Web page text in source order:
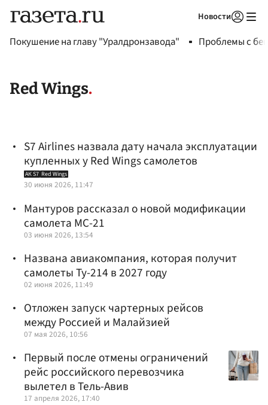
Новости
Покушение на главу "Уралдронзавода" Проблемы с
Red Wings
S7 Airlines назвала дату начала эксплуатации
купленных у Red Wings самолетов
АК S7 Red Wings
30 июня 2026, 11:47
Мантуров рассказал о новой модификации
самолета МС-21
03 июня 2026, 13:54
Названа авиакомпания, которая получит
самолеты Ту-214 в 2027 году
02 июня 2026, 11:49
Отложен запуск чартерных рейсов
между Россией и Малайзией
07 мая 2026, 10:56
Первый после отмены ограничений
рейс российского перевозчика
вылетел в Тель-Авив
17 апреля 2026, 17:40